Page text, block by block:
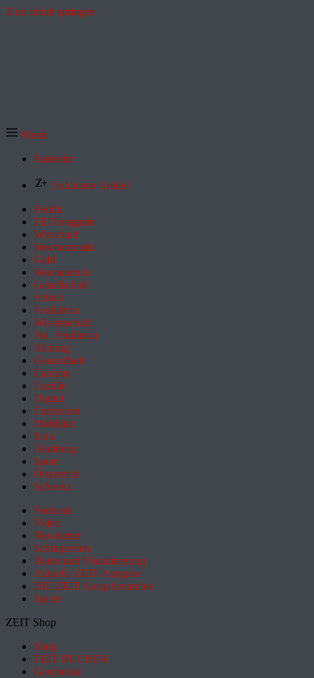
Zum Inhalt springen
Menü
Startseite
Exklusive Artikel
Politik
ZEITmagazin
Wirtschaft
Wochenmarkt
Geld
Wochenende
Gesellschaft
Arbeit
Feuilleton
Wissenschaft
Pol. Feuilleton
Bildung
Gesundheit
Campus
Familie
Digital
Entdecken
Mobilität
Sinn
Hamburg
Sport
Österreich
Schweiz
Podcasts
Video
Newsletter
Schlagzeilen
Daten und Visualisierung
Aktuelle ZEIT-Ausgabe
DIE ZEIT Ausgabenarchiv
Spiele
ZEIT Shop
Shop
ZEIT BÜCHER
Geschenke